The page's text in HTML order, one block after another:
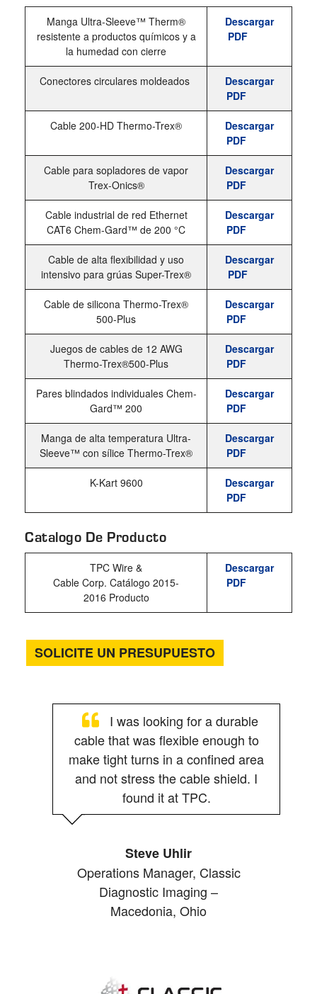
Manga Ultra-Sleeve™ Therm®
resistente a productos químicos y a
la humedad con cierre
Descargar
PDF
Conectores circulares moldeados
Descargar
PDF
Cable 200-HD Thermo-Trex®
Descargar
PDF
Cable para sopladores de vapor
Trex-Onics®
Descargar
PDF
Cable industrial de red Ethernet
CAT6 Chem-Gard™ de 200 °C
Descargar
PDF
Cable de alta flexibilidad y uso
intensivo para grúas Super-Trex®
Descargar
PDF
Cable de silicona Thermo-Trex®
500-Plus
Descargar
PDF
Juegos de cables de 12 AWG
Thermo-Trex®500-Plus
Descargar
PDF
Pares blindados individuales Chem-
Gard™ 200
Descargar
PDF
Manga de alta temperatura Ultra-
Sleeve™ con sílice Thermo-Trex®
Descargar
PDF
K-Kart 9600
Descargar
PDF
Catalogo De Producto
TPC Wire &
Cable Corp. Catálogo 2015-
2016 Producto
Descargar
PDF
SOLICITE UN PRESUPUESTO
I was looking for a durable
cable that was flexible enough to
make tight turns in a confined area
and not stress the cable shield. I
found it at TPC.
Steve Uhlir
Operations Manager, Classic
Diagnostic Imaging –
Macedonia, Ohio